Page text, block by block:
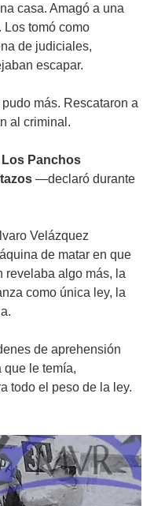
casa. Amagó a una
Los tomó como
de judiciales,
escapar.
más. Rescataron a
al criminal.
Los Panchos
—declaró durante
Velázquez
de matar en que
revelaba algo más, la
como única ley, la
de aprehensión
que le temía,
todo el peso de la ley.